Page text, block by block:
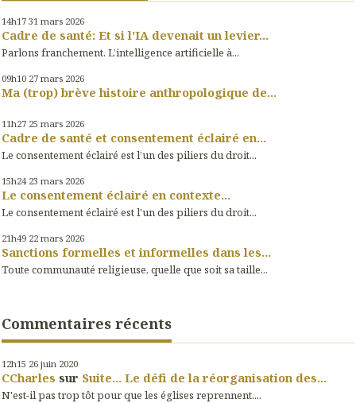
14h17 31 mars 2026
Cadre de santé: Et si l'IA devenait un levier...
Parlons franchement. L’intelligence artificielle à...
09h10 27 mars 2026
Ma (trop) brève histoire anthropologique de...
11h27 25 mars 2026
Cadre de santé et consentement éclairé en...
Le consentement éclairé est l’un des piliers du droit...
15h24 23 mars 2026
Le consentement éclairé en contexte...
Le consentement éclairé est l'un des piliers du droit...
21h49 22 mars 2026
Sanctions formelles et informelles dans les...
Toute communauté religieuse, quelle que soit sa taille...
Commentaires récents
12h15 26 juin 2020
CCharles sur Suite... Le défi de la réorganisation des...
N'est-il pas trop tôt pour que les églises reprennent....